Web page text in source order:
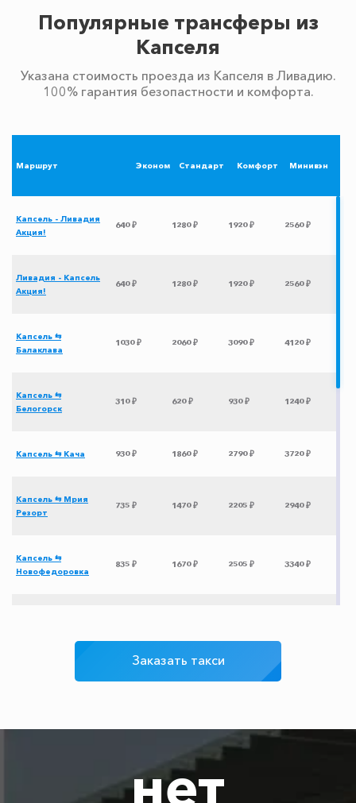
Популярные трансферы из
Капселя
Указана стоимость проезда из Капселя в Ливадию.
100% гарантия безопастности и комфорта.
Маршрут Эконом Стандарт Комфорт Минивэн
Капсель - Ливадия
Акция!
640 ₽ 1280 ₽ 1920 ₽ 2560 ₽
Ливадия - Капсель
Акция!
640 ₽ 1280 ₽ 1920 ₽ 2560 ₽
Капсель ⇆
Балаклава
1030 ₽ 2060 ₽ 3090 ₽ 4120 ₽
Капсель ⇆
Белогорск
310 ₽ 620 ₽ 930 ₽ 1240 ₽
Капсель ⇆ Кача 930 ₽ 1860 ₽ 2790 ₽ 3720 ₽
Капсель ⇆ Мрия
Резорт
735 ₽ 1470 ₽ 2205 ₽ 2940 ₽
Капсель ⇆
Новофедоровка
835 ₽ 1670 ₽ 2505 ₽ 3340 ₽
1020 ₽ 2040 ₽ 3060 ₽
4065 ₽
720 ₽ 1440 ₽
Заказать такси
нет